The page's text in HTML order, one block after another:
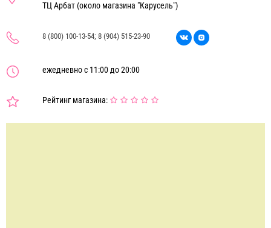
ТЦ Арбат (около магазина "Карусель")
8 (800) 100-13-54; 8 (904) 515-23-90
ежедневно с 11:00 до 20:00
Рейтинг магазина: